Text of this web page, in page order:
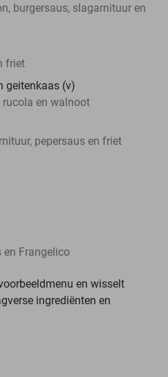
burgersaus, slagarnituur en
friet
geitenkaas (v)
en walnoot
pepersaus en friet
en Frangelico
en wisselt
ingrediënten en